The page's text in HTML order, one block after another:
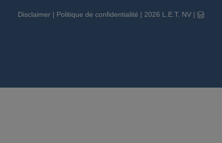
Disclaimer | Politique de confidentialité | 2026 L.E.T. NV |